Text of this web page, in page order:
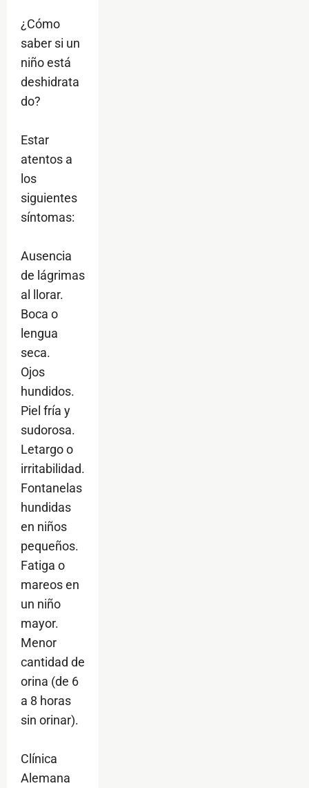
¿Cómo
saber si un
niño está
deshidrata
do?
Estar
atentos a
los
siguientes
síntomas:
Ausencia
de lágrimas
al llorar.
Boca o
lengua
seca.
Ojos
hundidos.
Piel fría y
sudorosa.
Letargo o
irritabilidad.
Fontanelas
hundidas
en niños
pequeños.
Fatiga o
mareos en
un niño
mayor.
Menor
cantidad de
orina (de 6
a 8 horas
sin orinar).
Clínica
Alemana